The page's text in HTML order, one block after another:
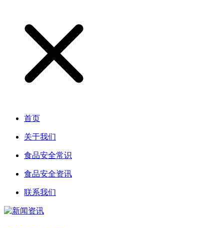
首页
关于我们
食品安全常识
食品安全资讯
联系我们